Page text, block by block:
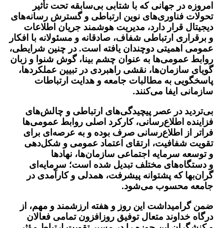
امروزه در جهانی که با شتابی بی‌سابقه تحت تأثیر
تحولات فناوری‌های نوین ارتباطی و گسترش رسانه‌های
دیجیتال قرار دارد، مدیریت هوشمند جریان اطلاعات
و برقراری ارتباطی شفاف، صادقانه و مسئولانه با افکار
عمومی اهمیتی دوچندان یافته است. در چنین شرایطی،
روابط عمومی‌ها به عنوان چشم بینا، گوش شنوا و زبان
گویای سازمان‌ها، نقشی راهبردی در تبیین عملکردها،
پاسخگویی به مطالبات جامعه و هدایت ارتباطات
سازمانی ایفا می‌کنند.
بی‌تردید در عصر پیچیدگی‌های ارتباطی و چالش‌های
فزاینده اطلاع‌رسانی، کارکرد اصلی روابط عمومی‌ها
فراتر از اطلاع‌رسانی صرف بوده و به عرصه‌ای برای
تقویت شفافیت، ارتقای اعتماد عمومی و شکل‌دهی
و توسعه سرمایه اجتماعی سازمان‌ها، نهادها
و دستگاه‌های مختلف تبدیل شده است؛ سرمایه‌ای
گران‌بها که پشتوانه پیشرفت، همدلی و کارآمدی در
جامعه محسوب می‌شود.
ضمن گرامیداشت این روز و هفته ارزشمند و مهم، از
درگاه خداوند متعال توفیق روزافزون تمامی فعالان